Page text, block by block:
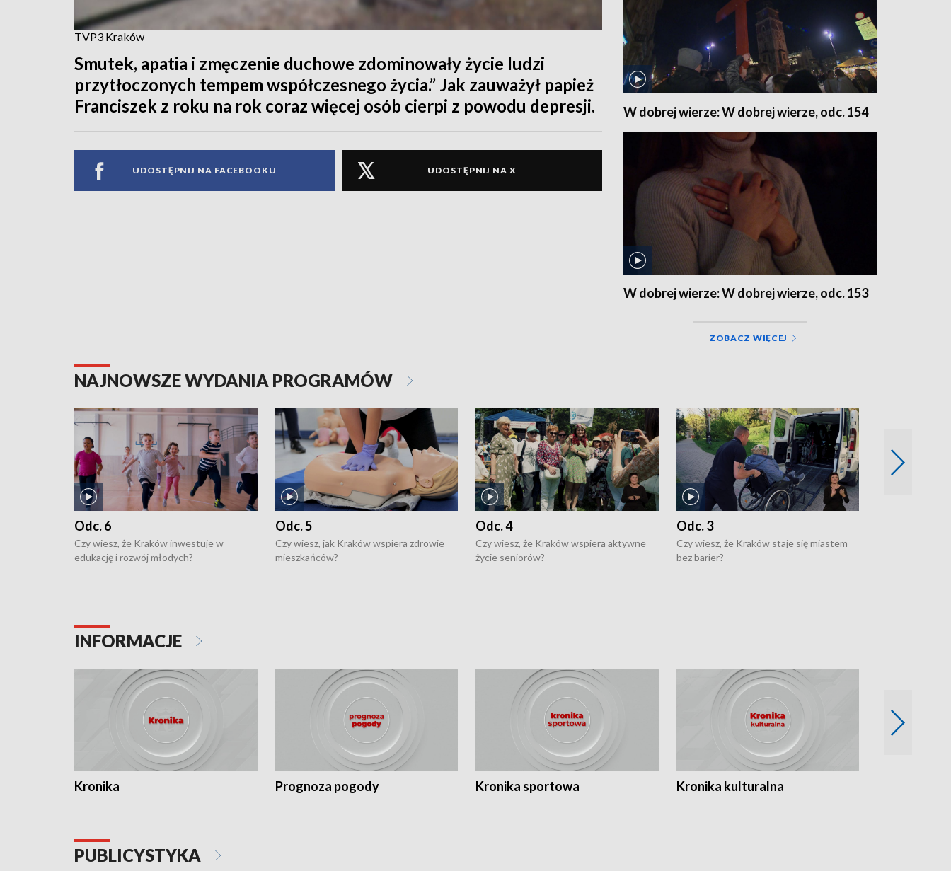
TVP3 Kraków
Smutek, apatia i zmęczenie duchowe zdominowały życie ludzi
przytłoczonych tempem współczesnego życia.” Jak zauważył papież
Franciszek z roku na rok coraz więcej osób cierpi z powodu depresji.
UDOSTĘPNIJ NA FACEBOOKU UDOSTĘPNIJ NA X
W dobrej wierze: W dobrej wierze, odc. 154
W dobrej wierze: W dobrej wierze, odc. 153
ZOBACZ WIĘCEJ
NAJNOWSZE WYDANIA PROGRAMÓW
Odc. 6
Czy wiesz, że Kraków inwestuje w
edukację i rozwój młodych?
Odc. 5
Czy wiesz, jak Kraków wspiera zdrowie
mieszkańców?
Odc. 4
Czy wiesz, że Kraków wspiera aktywne
życie seniorów?
Odc. 3
Czy wiesz, że Kraków staje się miastem
bez barier?
INFORMACJE
Kronika Prognoza pogody Kronika sportowa Kronika kulturalna
PUBLICYSTYKA